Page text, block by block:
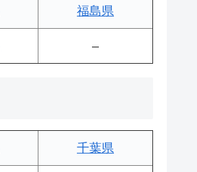
福島県
–
千葉県